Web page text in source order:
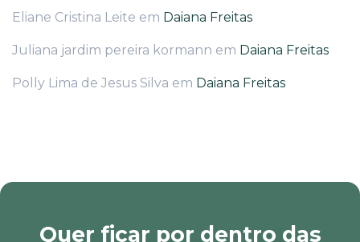
Eliane Cristina Leite em Daiana Freitas
Juliana jardim pereira kormann em Daiana Freitas
Polly Lima de Jesus Silva em Daiana Freitas
Quer ficar por dentro das